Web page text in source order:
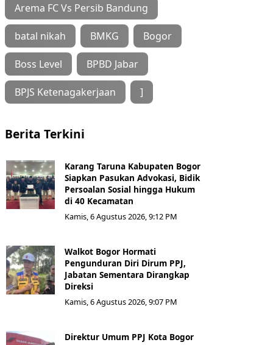
Arema FC Vs Persib Bandung
batal nikah BMKG Bogor
Boss Level BPBD Jabar
BPJS Ketenagakerjaan ]
Berita Terkini
Karang Taruna Kabupaten Bogor
Siapkan Pasukan Advokasi, Bidik
Persoalan Sosial hingga Hukum
di 40 Kecamatan
Kamis, 6 Agustus 2026, 9:12 PM
Walkot Bogor Hormati
Pengunduran Diri Dirum PPJ,
Jabatan Sementara Dirangkap
Direksi
Kamis, 6 Agustus 2026, 9:07 PM
Direktur Umum PPJ Kota Bogor